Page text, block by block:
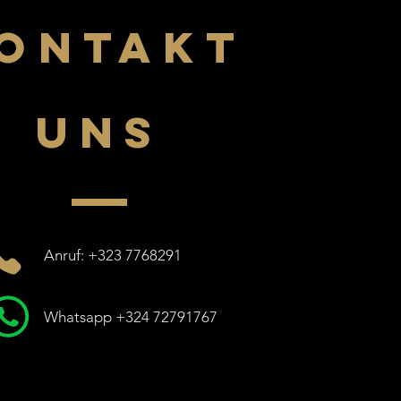
UNS
Anruf: +323 7768291
Whatsapp +324 72791767